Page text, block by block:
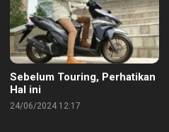
Sebelum Touring, Perhatikan
Hal ini
24/06/2024 12:17